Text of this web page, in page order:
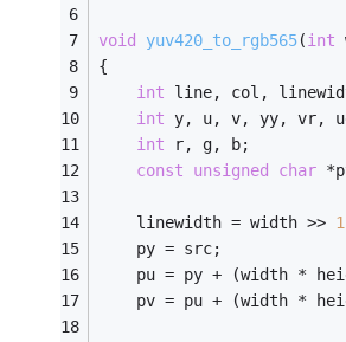
void yuv420_to_rgb565(int
{
int line, col,
int y, u, v, yy, vr,
int r, g, b;
const
unsigned char
    linewidth = width >>
1
    py = src;
pu = py + (width *
pv = pu + (width *